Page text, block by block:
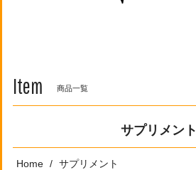
Item 商品一覧
サプリメント
Home サプリメント